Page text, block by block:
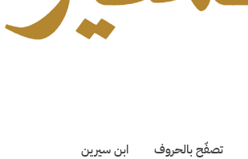
تصفّح بالحروف ابن سيرين